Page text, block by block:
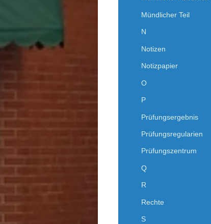
Mündlicher Teil
N
Notizen
Notizpapier
O
P
Prüfungsergebnis
Prüfungsregularien
Prüfungszentrum
Q
R
Rechte
S